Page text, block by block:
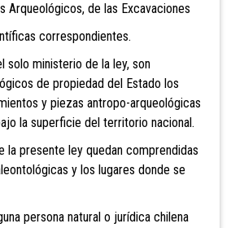
de las Excavaciones
correspondientes.
ministerio de la ley, son
de propiedad del Estado los
y piezas antropo-arqueológicas
la superficie del territorio nacional.
presente ley quedan comprendidas
y los lugares donde se
persona natural o jurídica chilena